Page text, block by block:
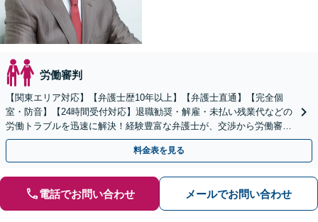
労働審判
【関東エリア対応】【弁護士歴10年以上】【弁護士直通】【完全個
室・防音】【24時間受付対応】退職勧奨・解雇・未払い残業代などの
労働トラブルを迅速に解決！経験豊富な弁護士が、交渉から労働審判
まで一貫して対応いたします【オンライン相談可】
料金表を見る
電話でお問い合わせ メールでお問い合わせ